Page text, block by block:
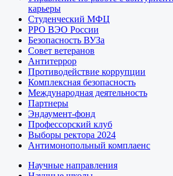
карьеры
Студенческий МФЦ
РРО ВЭО России
Безопасность ВУЗа
Совет ветеранов
Антитеррор
Противодействие коррупции
Комплексная безопасность
Международная деятельность
Партнеры
Эндаумент-фонд
Профессорский клуб
Выборы ректора 2024
Антимонопольный комплаенс
Научные направления